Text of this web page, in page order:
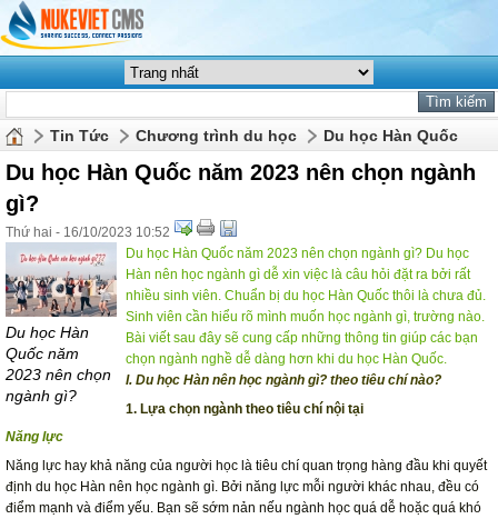
Tin Tức Chương trình du học Du học Hàn Quốc
Du học Hàn Quốc năm 2023 nên chọn ngành
gì?
Thứ hai - 16/10/2023 10:52
Du học Hàn
Quốc năm
2023 nên chọn
ngành gì?
Du học Hàn Quốc năm 2023 nên chọn ngành gì? Du học
Hàn nên học ngành gì dễ xin việc là câu hỏi đặt ra bởi rất
nhiều sinh viên. Chuẩn bị du học Hàn Quốc thôi là chưa đủ.
Sinh viên cần hiểu rõ mình muốn học ngành gì, trường nào.
Bài viết sau đây sẽ cung cấp những thông tin giúp các bạn
chọn ngành nghề dễ dàng hơn khi du học Hàn Quốc.
I. Du học Hàn nên học ngành gì? theo tiêu chí nào?
1. Lựa chọn ngành theo tiêu chí nội tại
Năng lực
Năng lực hay khả năng của người học là tiêu chí quan trọng hàng đầu khi quyết
định du học Hàn nên học ngành gì. Bởi năng lực mỗi người khác nhau, đều có
điểm mạnh và điểm yếu. Bạn sẽ sớm nản nếu ngành học quá dễ hoặc quá khó